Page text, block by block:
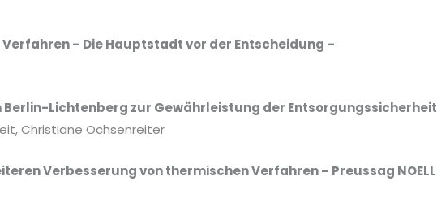
Verfahren– Die Hauptstadt vor der Entscheidung –
Berlin-Lichtenberg zur Gewährleistung der
Christiane Ochsenreiter
Verbesserung von thermischen Verfahren – Preussag